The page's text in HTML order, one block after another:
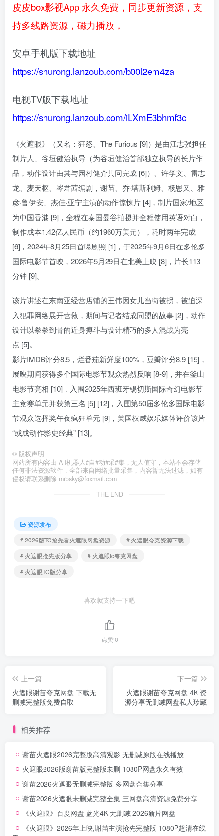
皮皮box影视App 永久免费，同步更新资源，支
持多线路资源，磁力播放，
安卓手机版下载地址
https://shurong.lanzoub.com/b00l2em4za
电视TV版下载地址
https://shurong.lanzoub.com/iLXmE3bhmf3c
《火遮眼》（又名：狂怒、The Furious [9]）是由江志强担任
制片人、谷垣健治执导（为谷垣健治首部独立执导的长片作
品，动作设计由其与园村健介共同完成 [6]）、许学文、雷志
龙、麦天枢、岑君茜编剧，谢苗、乔·塔斯利姆、杨恩又、雅
彦·鲁伊安、杰佳·亚宁主演的动作惊悚片 [4]，制片国家/地区
为中国香港 [9]，全程在泰国曼谷拍摄并全程使用英语对白，
制作成本1.42亿人民币（约1960万美元），耗时两年完成
[6]，2024年8月25日首曝剧照 [1]，于2025年9月6日在多伦多
国际电影节首映，2026年5月29日在北美上映 [8]，片长113
分钟 [9]。
该片讲述在东南亚经营店铺的王伟因女儿当街被拐，被迫深
入犯罪网络展开营救，期间与记者结成同盟的故事 [2]，动作
设计以拳拳到骨的近身搏斗与设计精巧的多人混战为亮
点 [5]。
影片IMDB评分8.5，烂番茄新鲜度100%，豆瓣评分8.9 [15]，
展映期间获得多个国际电影节观众热烈反响 [8-9]，并在釜山
电影节亮相 [10]，入围2025年西班牙锡切斯国际奇幻电影节
主竞赛单元并获第三名 [5] [12]，入围第50届多伦多国际电影
节观众选择奖午夜疯狂单元 [9]，美国权威娱乐媒体评价该片
“或成动作影史经典” [13]。
© 版权声明
网站所有内容由 A I机器人#自#动#采#集，无人值守，本站不会存储
任何非法资源软件，全部来自网络批量采集，内容暂无法过滤，如有
侵权请联系删除 mrpsky@foxmail.com
THE END
资源发布
# 2026版TC抢先看火遮眼网盘资源
# 火遮眼夸克资源下载
# 火遮眼抢先版分享
# 火遮眼tc夸克网盘
# 火遮眼TC版分享
喜欢就支持一下吧
点赞0
上一篇
火遮眼谢苗夸克网盘 下载无
删减完整版免费自取
下一篇
火遮眼谢苗夸克网盘 4K 资
源分享无删减网盘私人珍藏
相关推荐
谢苗火遮眼2026完整版高清观影 无删减原版在线播放
火遮眼2026版谢苗版完整版未删 1080P网盘永久有效
谢苗2026火遮眼无删减完整版 多网盘合集分享
谢苗2026火遮眼未删减完整全集 三网盘高清资源免费分享
《火遮眼》百度网盘 蓝光4K 无删减 2026新片网盘
《火遮眼》2026年上映,谢苗主演抢先完整版 1080P超清在线